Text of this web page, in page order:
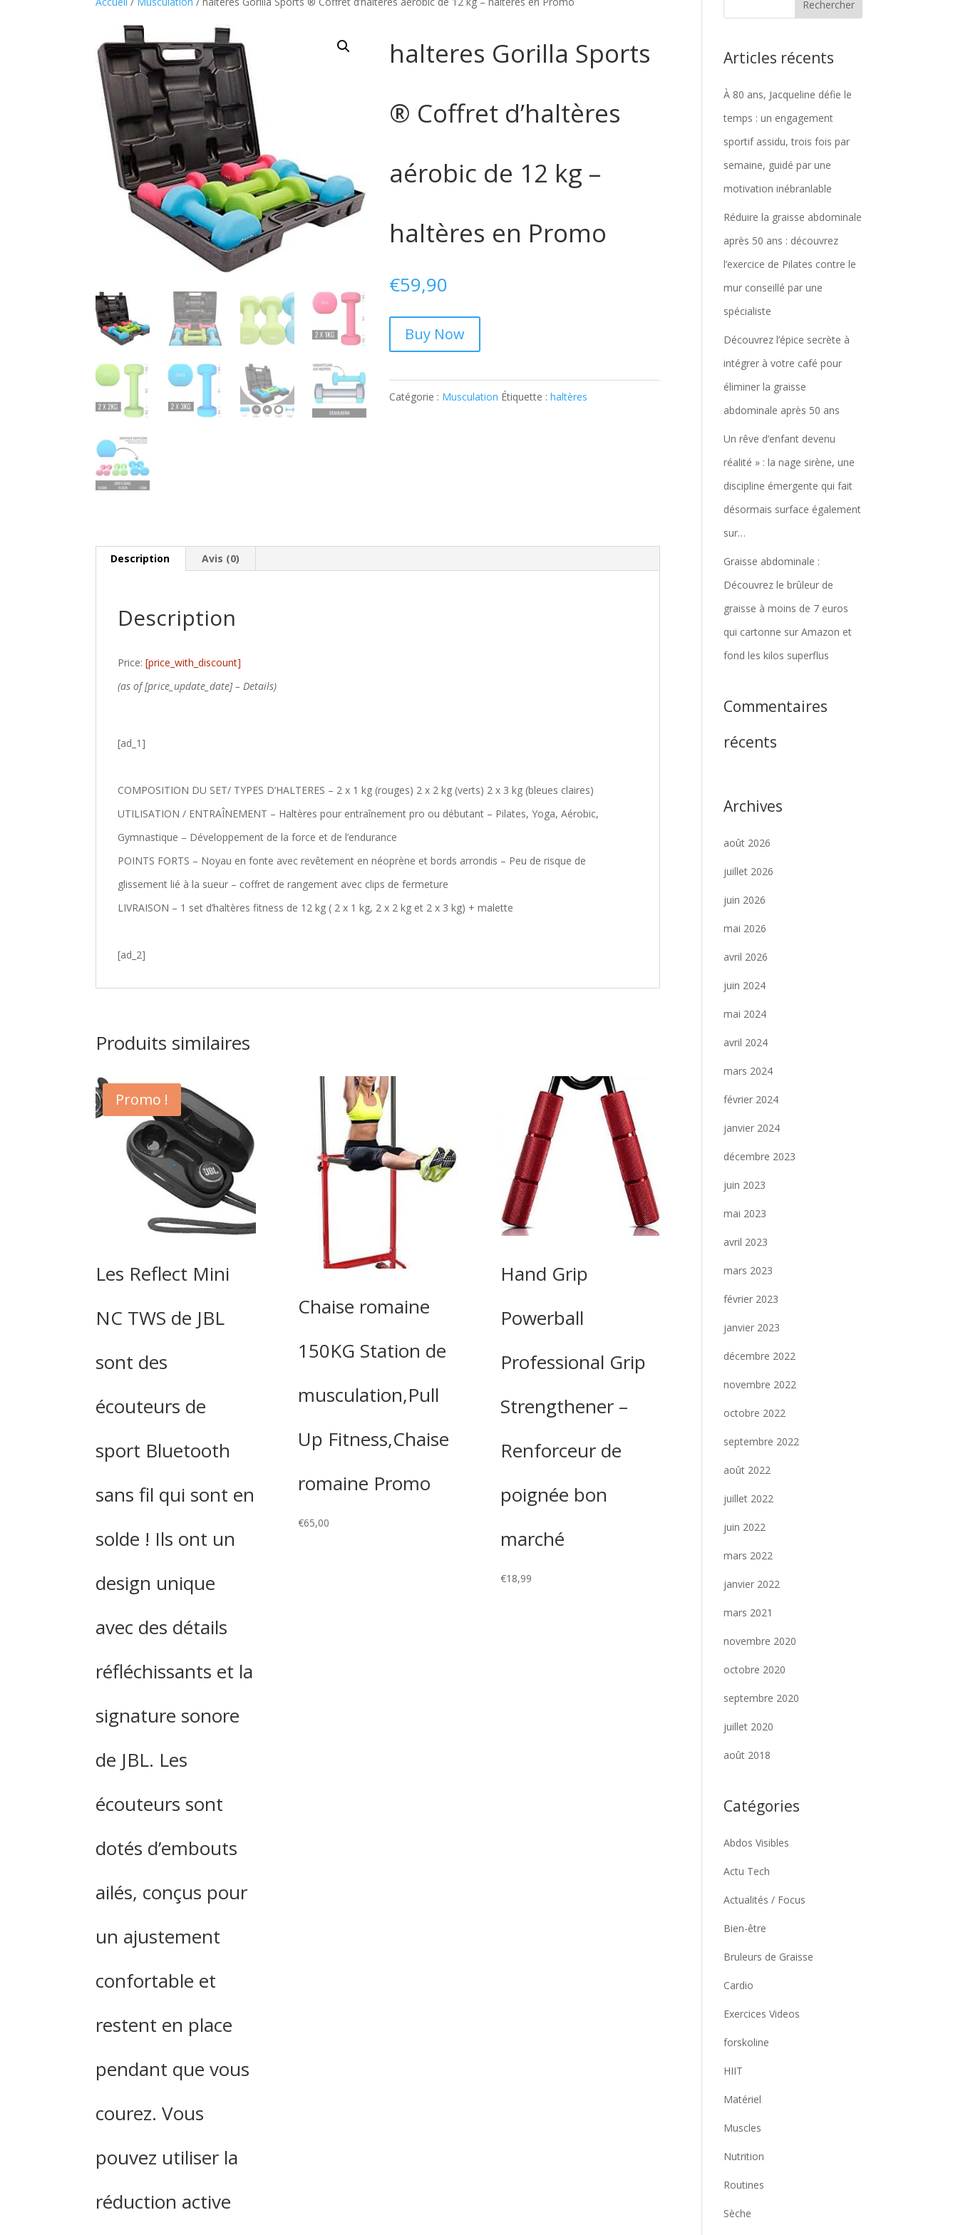
halteres Gorilla Sports
® Coffret d’haltères
aérobic de 12 kg –
haltères en Promo
€59,90
Buy Now
Catégorie : Musculation Étiquette :haltères
Description Avis (0)
Description
Price:[price_with_discount]
(as of [price_update_date] –Details)
[ad_1]
COMPOSITION DU SET/ TYPES D’HALTERES – 2 x 1 kg (rouges) 2 x 2 kg (verts) 2 x 3 kg (bleues claires)
UTILISATION / ENTRAÎNEMENT – Haltères pour entraînement pro ou débutant – Pilates, Yoga, Aérobic,
Gymnastique – Développement de la force et de l’endurance
POINTS FORTS – Noyau en fonte avec revêtement en néoprène et bords arrondis – Peu de risque de
glissement lié à la sueur – coffret de rangement avec clips de fermeture
LIVRAISON – 1 set d’haltères fitness de 12 kg ( 2 x 1 kg, 2 x 2 kg et 2 x 3 kg) + malette
[ad_2]
Produits similaires
Promo !
Les Reflect Mini
NC TWS de JBL
sont des
écouteurs de
sport Bluetooth
sans fil qui sont en
solde ! Ils ont un
design unique
avec des détails
réfléchissants et la
signature sonore
de JBL. Les
écouteurs sont
dotés d’embouts
ailés, conçus pour
un ajustement
confortable et
restent en place
pendant que vous
courez. Vous
pouvez utiliser la
réduction active
Chaise romaine
150KG Station de
musculation,Pull
Up Fitness,Chaise
romaine Promo
€65,00
Hand Grip
Powerball
Professional Grip
Strengthener –
Renforceur de
poignée bon
marché
€18,99
Articles récents
À 80 ans, Jacqueline défie le
temps : un engagement
sportif assidu, trois fois par
semaine, guidé par une
motivation inébranlable
Réduire la graisse abdominale
après 50 ans : découvrez
l’exercice de Pilates contre le
mur conseillé par une
spécialiste
Découvrez l’épice secrète à
intégrer à votre café pour
éliminer la graisse
abdominale après 50 ans
Un rêve d’enfant devenu
réalité » : la nage sirène, une
discipline émergente qui fait
désormais surface également
sur…
Graisse abdominale :
Découvrez le brûleur de
graisse à moins de 7 euros
qui cartonne sur Amazon et
fond les kilos superflus
Commentaires
récents
Archives
août 2026
juillet 2026
juin 2026
mai 2026
avril 2026
juin 2024
mai 2024
avril 2024
mars 2024
février 2024
janvier 2024
décembre 2023
juin 2023
mai 2023
avril 2023
mars 2023
février 2023
janvier 2023
décembre 2022
novembre 2022
octobre 2022
septembre 2022
août 2022
juillet 2022
juin 2022
mars 2022
janvier 2022
mars 2021
novembre 2020
octobre 2020
septembre 2020
juillet 2020
août 2018
Catégories
Abdos Visibles
Actu Tech
Actualités / Focus
Bien-être
Bruleurs de Graisse
Cardio
Exercices Videos
forskoline
HIIT
Matériel
Muscles
Nutrition
Routines
Sèche